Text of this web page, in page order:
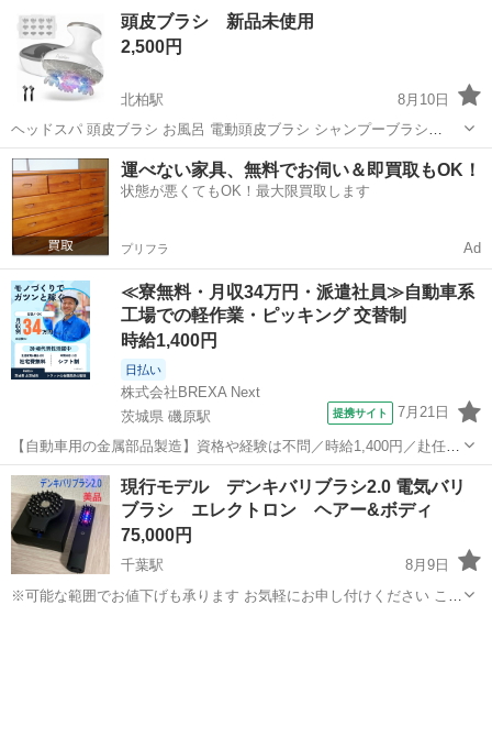
衣料服飾品、生活雑貨、家具、本、CD・DVDなどが無料でまとめて持
ち込めます！ ※詳細はこ...
千葉市 美容家電 現地
頭皮ブラシ 新品未使用
2,500円
北柏駅
8月10日
ヘッドスパ 頭皮ブラシ お風呂 電動頭皮ブラシ シャンプーブラシ
『mybest掲載』【日本博士監修・レッドドット賞受賞】 IPX7防水 多
機能 美顔器 頭皮スパ スカルプスパ 赤青光(630nm＆480nm) 正逆回転
＆急緩...
千葉 柏市 北柏駅 美容家電
運べない家具、無料でお伺い＆即買取もOK！
状態が悪くてもOK！最大限買取します
プリフラ Ad
≪寮無料・月収34万円・派遣社員≫自動車系
工場での軽作業・ピッキング 交替制
時給1,400円
日払い
株式会社BREXA Next
茨城県 磯原駅
提携サイト 7月21日
【自動車用の金属部品製造】資格や経験は不問／時給1,400円／赴任旅
費会社負担／正社員登用のチャンスあり／食堂利用可能／マイカー通
勤OK《茨城県茨城市》 人気の工場のお仕事 ◇トラックの金属部品の
製造◇ ★トラックの金属...
茨城 北茨城市 磯原駅 その他
現行モデル デンキバリブラシ2.0 電気バリ
ブラシ エレクトロン ヘアー&ボディ
75,000円
千葉駅
8月9日
※可能な範囲でお値下げも承ります お気軽にお申し付けください ここ